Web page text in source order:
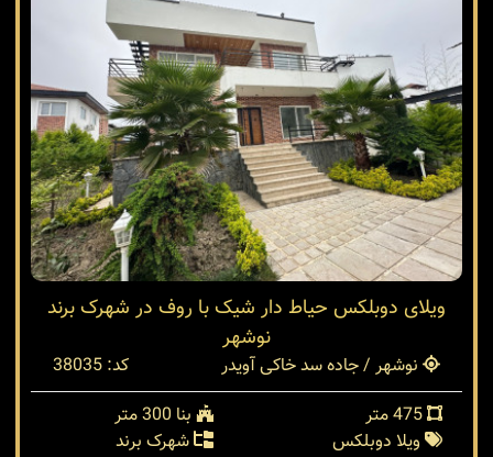
ویلای دوبلکس حیاط دار شیک با روف در شهرک برند
نوشهر
نوشهر / جاده سد خاکی آویدر
کد: 38035
بنا 300 متر
ویلا دوبلکس
شهرک برند